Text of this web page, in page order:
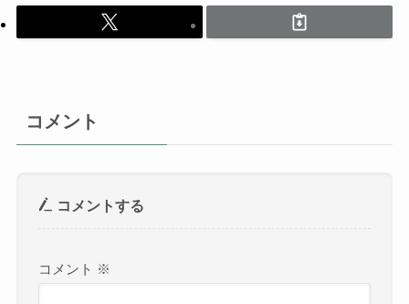
コメント
コメントする
コメント ※